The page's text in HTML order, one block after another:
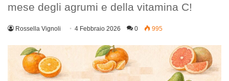
mese degli agrumi e della vitamina C!
Rossella Vignoli 4 Febbraio 2026 0 995